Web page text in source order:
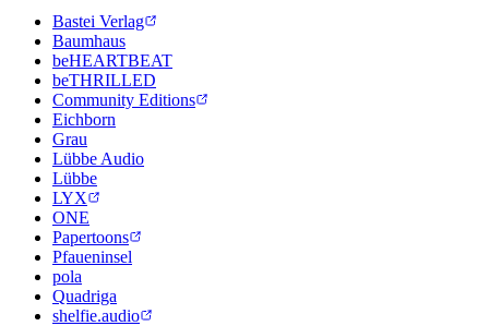
Bastei Verlag
Baumhaus
beHEARTBEAT
beTHRILLED
Community Editions
Eichborn
Grau
Lübbe Audio
Lübbe
LYX
ONE
Papertoons
Pfaueninsel
pola
Quadriga
shelfie.audio